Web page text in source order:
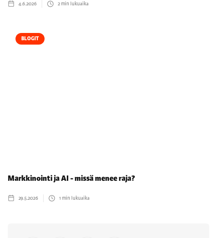
4.6.2026 2min lukuaika
BLOGIT
Markkinointi ja AI - missä menee raja?
29.5.2026 1 min lukuaika